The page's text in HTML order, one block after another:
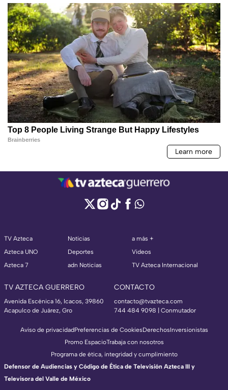
TV Azteca
Azteca UNO
Azteca 7
Noticias
Deportes
adn Noticias
a más +
Videos
TV Azteca Internacional
TV AZTECA GUERRERO
Avenida Escénica 16, Icacos, 39860
Acapulco de Juárez, Gro
CONTACTO
contacto@tvazteca.com
744 484 9098 | Conmutador
Aviso de privacidadPreferencias de CookiesDerechosInversionistas
Promo EspacioTrabaja con nosotros
Programa de ética, integridad y cumplimiento
Defensor de Audiencias y Código de Ética de Televisión Azteca III y
Televisora del Valle de México